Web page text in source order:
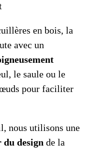
en bois, la
avec un
le saule ou le
pour faciliter
nous utilisons une
design de la